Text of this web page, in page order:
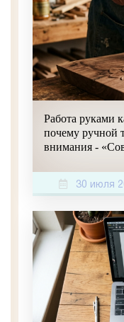
Работа руками
почему ручной
внимания -
30 июля